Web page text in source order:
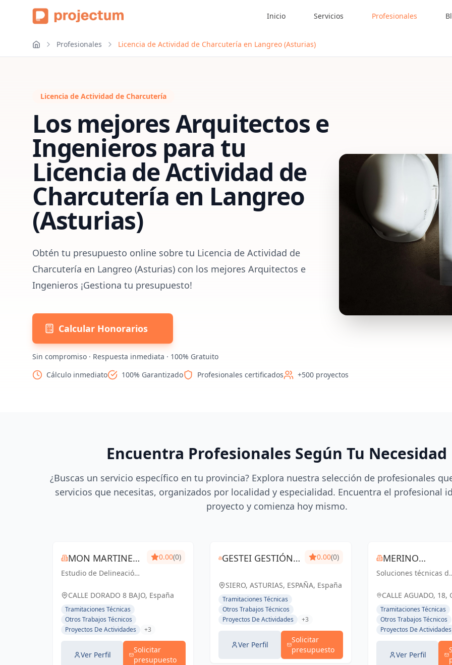
Inicio Servicios Profesionales
Profesionales Licencia de Actividad de Charcutería en Langreo (Asturias)
Licencia de Actividad de Charcutería
Los mejores Arquitectos e
Ingenieros para tu
Licencia de Actividad de
Charcutería en Langreo
(Asturias)
Obtén tu presupuesto online sobre tu Licencia de Actividad de
Charcutería en Langreo (Asturias) con los mejores Arquitectos e
Ingenieros ¡Gestiona tu presupuesto!
Calcular Honorarios
Sin compromiso · Respuesta inmediata · 100% Gratuito
Cálculo inmediato
100% Garantizado Profesionales certificados +500 proyectos
Encuentra Profesionales Según Tu Necesidad
¿Buscas un servicio específico en tu provincia? Explora nuestra selección de profesionales
servicios que necesitas, organizados por localidad y especialidad. Encuentra el profesional
proyecto y comienza hoy mismo.
MON MARTINEZ
S.C.
Estudio de Delineación
cuenta con una amplia
25 años de experiencia.
Entendemos nuestro
trabajo, como parte
trabajo...
0.00(0)
CALLE DORADO 8 BAJO, España
Tramitaciones Técnicas
Otros Trabajos Técnicos
Proyectos De Actividades
+3
Ver Perfil
Solicitar
presupuesto
GESTEI GESTIÓN
INGENIERÍA
0.00(0)
SIERO, ASTURIAS, ESPAÑA, España
Tramitaciones Técnicas
Otros Trabajos Técnicos
Proyectos De Actividades
+3
Ver Perfil
Solicitar
presupuesto
MERINO
INGENIEROS
Soluciones técnicas de
arquitectura que
Calidad, innovación y
compromiso en cada
proyecto.
CALLE AGUADO, 18,
ESPAÑA, España
Tramitaciones Técnicas
Otros Trabajos Técnicos
Proyectos De Actividades
Ver Perfil